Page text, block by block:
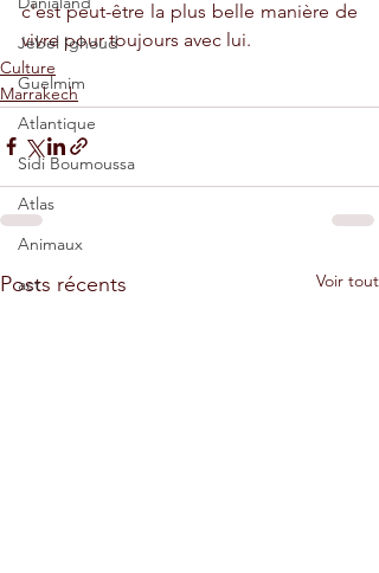
Jebel Ighoud
Guelmim
Atlantique
Sidi Boumoussa
Atlas
Animaux
act
c'est peut-être la plus belle manière de
vivre pour toujours avec lui.
Culture
Marrakech
Posts récents Voir tout